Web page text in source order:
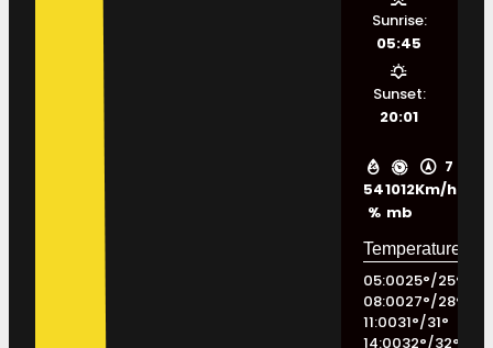
54
%
1012
mb
7
Km/h
Sunrise:
05:45
Sunset:
20:01
05:0025°/25°
08:0027°/28°
11:0031°/31°
14:0032°/32°